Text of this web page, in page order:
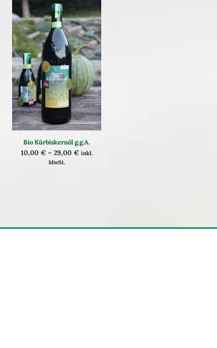
Bio Kürbiskernöl g.g.A.
10,00 €– 29,00 € inkl.
MwSt.